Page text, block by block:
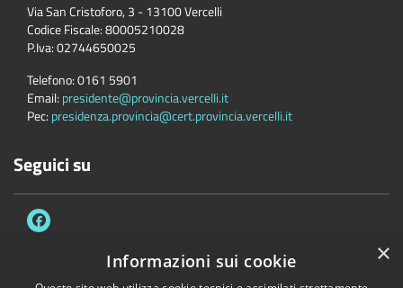
Via San Cristoforo, 3 - 13100 Vercelli
Codice Fiscale:80005210028
P.Iva:02744650025
Telefono:0161 5901
Email: presidente@provincia.vercelli.it
Pec: presidenza.provincia@cert.provincia.vercelli.it
Seguici su
×
Informazioni sui cookie